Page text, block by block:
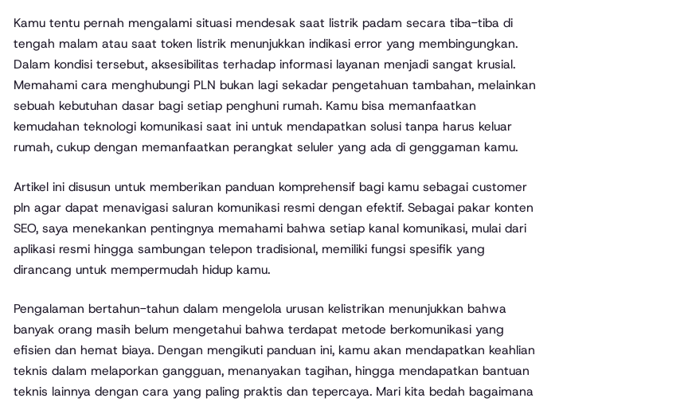
Kamu tentu pernah mengalami situasi mendesak saat listrik padam secara tiba-tiba di
tengah malam atau saat token listrik menunjukkan indikasi error yang membingungkan.
Dalam kondisi tersebut, aksesibilitas terhadap informasi layanan menjadi sangat krusial.
Memahami cara menghubungi PLN bukan lagi sekadar pengetahuan tambahan, melainkan
sebuah kebutuhan dasar bagi setiap penghuni rumah. Kamu bisa memanfaatkan
kemudahan teknologi komunikasi saat ini untuk mendapatkan solusi tanpa harus keluar
rumah, cukup dengan memanfaatkan perangkat seluler yang ada di genggaman kamu.
Artikel ini disusun untuk memberikan panduan komprehensif bagi kamu sebagai customer
pln agar dapat menavigasi saluran komunikasi resmi dengan efektif. Sebagai pakar konten
SEO, saya menekankan pentingnya memahami bahwa setiap kanal komunikasi, mulai dari
aplikasi resmi hingga sambungan telepon tradisional, memiliki fungsi spesifik yang
dirancang untuk mempermudah hidup kamu.
Pengalaman bertahun-tahun dalam mengelola urusan kelistrikan menunjukkan bahwa
banyak orang masih belum mengetahui bahwa terdapat metode berkomunikasi yang
efisien dan hemat biaya. Dengan mengikuti panduan ini, kamu akan mendapatkan keahlian
teknis dalam melaporkan gangguan, menanyakan tagihan, hingga mendapatkan bantuan
teknis lainnya dengan cara yang paling praktis dan tepercaya. Mari kita bedah bagaimana